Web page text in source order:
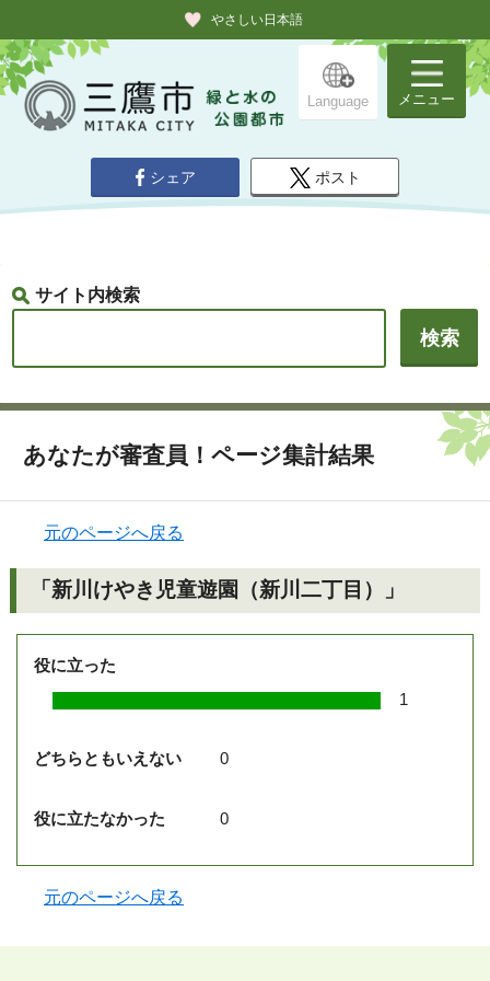
やさしい日本語
Language メニュー
シェア ポスト
サイト内検索
あなたが審査員！ページ集計結果
元のページへ戻る
「新川けやき児童遊園（新川二丁目）」
役に立った
1
どちらともいえない 0
役に立たなかった 0
元のページへ戻る